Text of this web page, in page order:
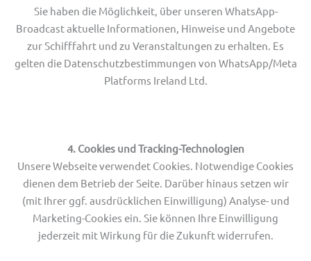
Sie haben die Möglichkeit, über unseren WhatsApp-
Broadcast aktuelle Informationen, Hinweise und Angebote
zur Schifffahrt und zu Veranstaltungen zu erhalten. Es
gelten die Datenschutzbestimmungen von WhatsApp/Meta
Platforms Ireland Ltd.
4. Cookies und Tracking-Technologien
Unsere Webseite verwendet Cookies. Notwendige Cookies
dienen dem Betrieb der Seite. Darüber hinaus setzen wir
(mit Ihrer ggf. ausdrücklichen Einwilligung) Analyse- und
Marketing-Cookies ein. Sie können Ihre Einwilligung
jederzeit mit Wirkung für die Zukunft widerrufen.